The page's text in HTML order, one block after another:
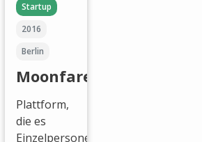
Startup
2016
Berlin
Moonfare
Plattform,
die es
Einzelpersonen